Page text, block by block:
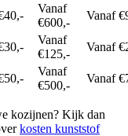
Vanaf
€600,-
Vanaf
Vanaf
€125,-
Vanaf
Vanaf
€500,-
Vanaf
kozijnen? Kijk dan
kosten kunststof